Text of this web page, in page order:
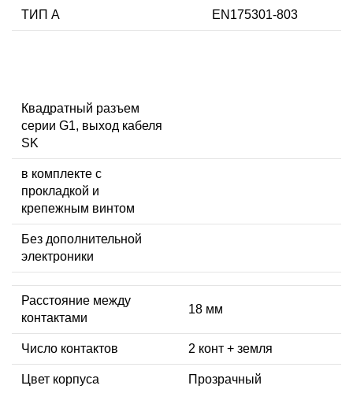
ТИП А
EN175301-803
Квадратный разъем
серии G1, выход кабеля
SK
в комплекте с
прокладкой и
крепежным винтом
Без дополнительной
электроники
Расстояние между
контактами
18 мм
Число контактов 2 конт + земля
Цвет корпуса Прозрачный